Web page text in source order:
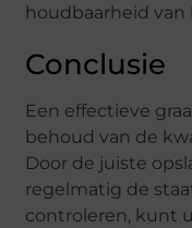
houdbaarheid
Conclusie
Een effectieve
behoud van de
Door de juiste
regelmatig de
controleren, kunt